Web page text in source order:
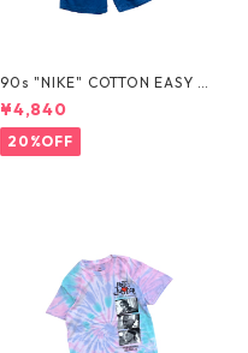
90s "NIKE" COTTON EASY S
HORTS
¥4,840
20%OFF